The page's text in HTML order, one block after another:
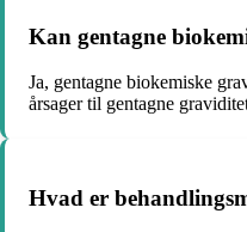
Kan gentagne
Ja, gentagne biokemiske
årsager til gentagne
Hvad er